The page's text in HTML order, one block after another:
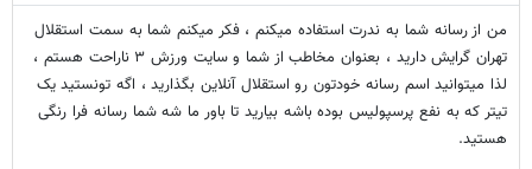
من از رسانه شما به ندرت استفاده میکنم ، فکر میکنم شما به سمت استقلال
تهران گرایش دارید ، بعنوان مخاطب از شما و سایت ورزش ۳ ناراحت هستم ،
لذا میتوانید اسم رسانه خودتون رو استقلال آنلاین بگذارید ، اگه تونستید یک
تیتر که به نفع پرسپولیس بوده باشه بیارید تا باور ما شه شما رسانه فرا رنگی
هستید.